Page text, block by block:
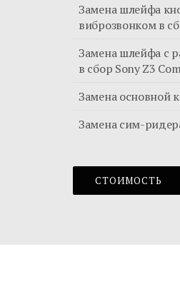
Замена шлейфа
виброзвонком в
Замена шлейфа с
в сбор Sony Z3
Замена основной
Замена сим-
СТОИМОСТЬ